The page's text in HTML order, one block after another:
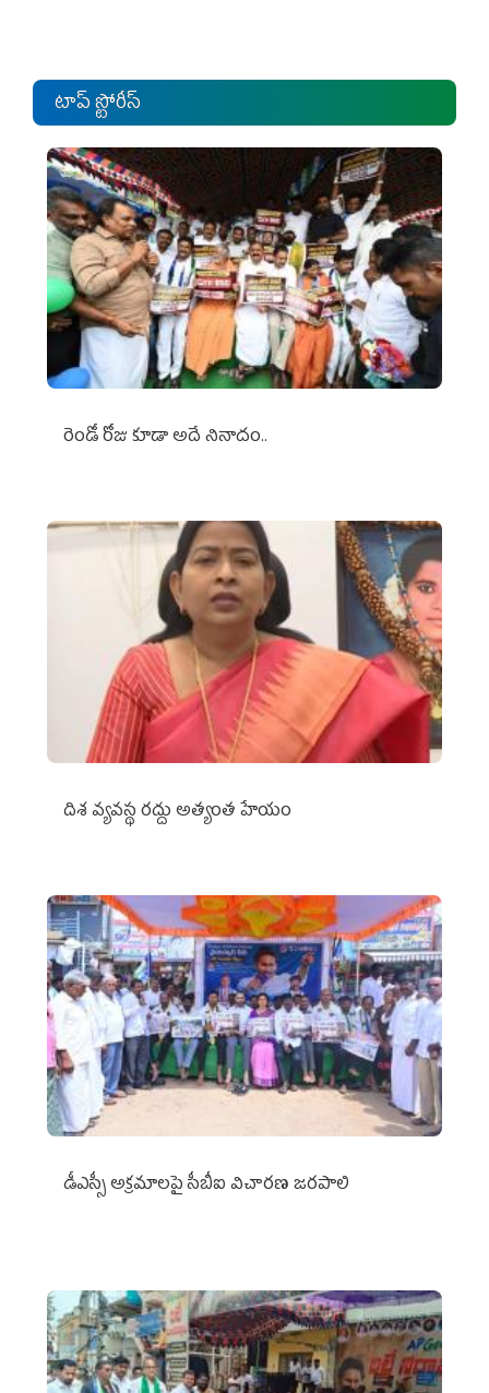
టాప్ స్టోరీస్
రెండో రోజు కూడా అదే నినాదం..
దిశ వ్యవస్థ రద్దు అత్యంత హేయం
డీఎస్సీ అక్రమాలపై సీబీఐ విచారణ జరపాలి